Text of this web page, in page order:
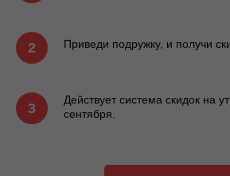
Приведи подружку, и получи
Действует система скидок на
сентября.